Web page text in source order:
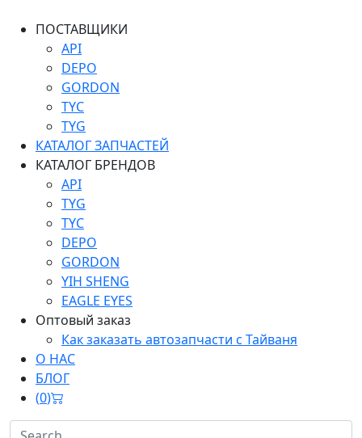
ПОСТАВЩИКИ
API
DEPO
GORDON
TYC
TYG
КАТАЛОГ ЗАПЧАСТЕЙ
КАТАЛОГ БРЕНДОВ
API
TYG
TYC
DEPO
GORDON
YIH SHENG
EAGLE EYES
Оптовый заказ
Как заказать автозапчасти с Тайваня
О НАС
БЛОГ
(0)